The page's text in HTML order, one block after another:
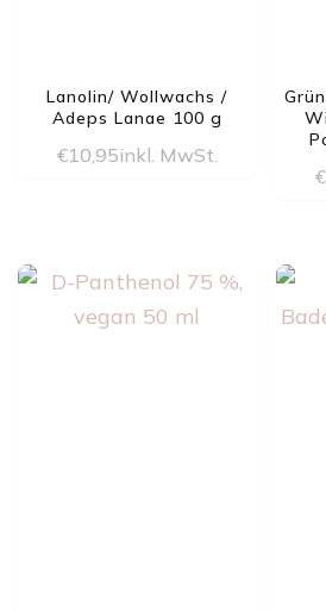
Lanolin/ Wollwachs /
Adeps Lanae 100 g
€10,95inkl. MwSt.
€